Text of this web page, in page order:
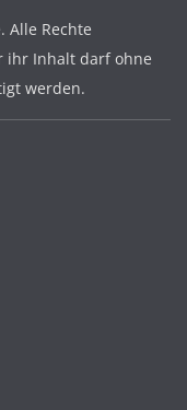
Alle Rechte
ihr Inhalt darf ohne
werden.